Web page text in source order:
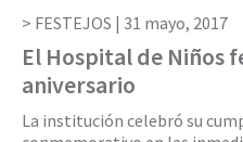
FESTEJOS | 31 mayo, 2017
El Hospital de Niños
aniversario
La institución celebró su